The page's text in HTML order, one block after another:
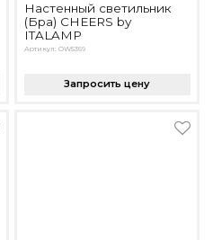
Настенный светильник
(Бра) CHEERS by
ITALAMP
Артикул: OW5369
Запросить цену